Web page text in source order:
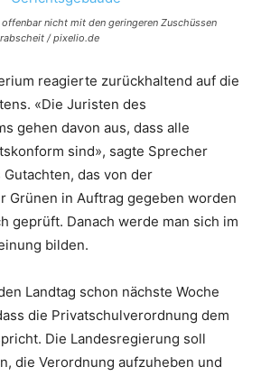
nicht mit den geringeren Zuschüssen
/ pixelio.de
reagierte zurückhaltend auf die
«Die Juristen des
gehen davon aus, dass alle
sind», sagte Sprecher
das von der
Grünen in Auftrag gegeben worden
geprüft. Danach werde man sich im
bilden.
Landtag schon nächste Woche
die Privatschulverordnung dem
Die Landesregierung soll
die Verordnung aufzuheben und